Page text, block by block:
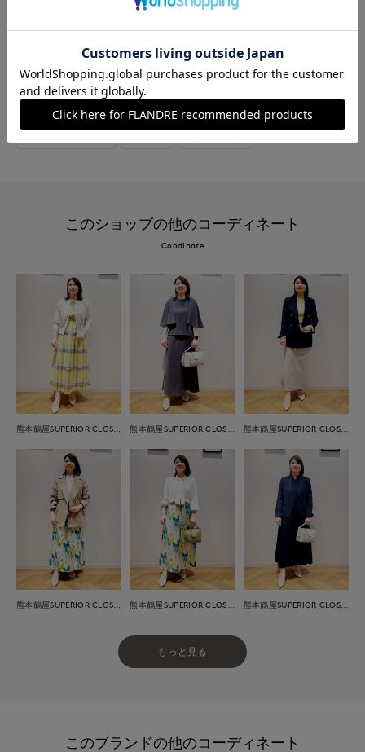
ーバーでの着用もおすすめです。
#ワンピース #休日 #女子会 #デート
#食事会 #ウォッシャブル #イージーケア
#フェミニン #エレガンス #骨格ストレート
このショップの他のコーディネート
Coodinate
もっと見る
このブランドの他のコーディネート